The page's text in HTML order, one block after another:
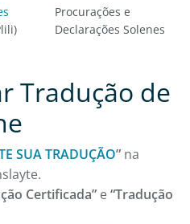
Procurações e
Declarações Solenes
Tradução de
SUA TRADUÇÃO” na
Certificada” e“Tradução